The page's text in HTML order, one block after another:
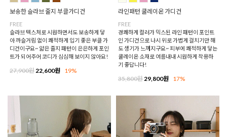
보송한 슬라브 줄지 부클가디건
FREE
슬라브 텍스처로 시원하면서도 보송하게 닿
아 까슬거림 없이 쾌적하게 입기 좋은 부클 가
디건이구요~ 얇은 줄지 패턴이 은은하게 포인
트가 되어주어 코디가 심심해 보이지 않아요!
27,900원 22,600원 19%
라인패턴 쿨레이온 가디건
FREE
경쾌하게 컬러가 믹스된 라인 패턴이 포인트
인 가디건으로 나시 위로 가볍게 걸치기만 해
도 생기가 느껴지구요~ 피부에 쾌적하게 닿는
쿨레이온 소재로 여름내내 시원하게 착용하
기 좋답니다!
35,800원 29,800원 17%